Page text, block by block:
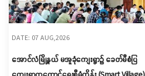
DATE: 07 AUG,2026
အောင်လံမြို့နယ် မအူခုံကျေးရွာ၌ ခေတ်မီစံပြ